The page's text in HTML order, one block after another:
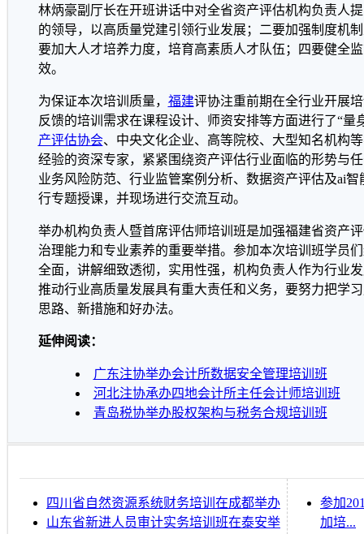
林炳豪副厅长在开班讲话中对全省资产评估机构负责人
的领导，以高质量党建引领行业发展；二要加强制度机
要加大人才培养力度，培育高素质人才队伍；四要健全
效。
为保证本次培训质量， 福建评协注重前期在全行业开展
反馈的培训需求在课程设计、师资安排等方面进行了“量
产评估协会、中央文化企业、高等院校、大型知名机构
经验的资深专家，紧紧围绕资产评估行业面临的形势与
业务风险防范、行业监管案例分析、数据资产评估及ai
行专题授课，并现场进行交流互动。
举办机构负责人暨首席评估师培训班是加强福建省资产
治理能力和专业素养的重要举措。参加本次培训班学员
全面，讲解细致透彻，实用性强，机构负责人作为行业
推动行业高质量发展具有重大责任和义务，要努力把学
思路、新措施和好办法。
延伸阅读：
广东注协举办会计所数据安全管理培训班
河北注协承办四地会计所主任会计师培训班
青岛税协举办股权架构与税务合规培训班
四川省自然资源系统财务培训在成都举办
山东省新进人员审计实务培训班在泰安举
参加
加培...